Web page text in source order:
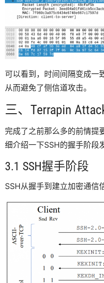
可以看到，时间间隔变成一
从而避免了侧信道攻击。
三、Terrapin
完成了之前那么多的前情提
细介绍一下SSH的握手阶段
3.1 SSH握手阶段
SSH从握手到建立加密通信